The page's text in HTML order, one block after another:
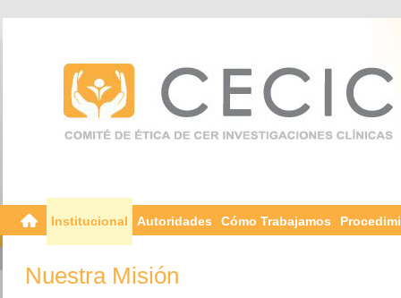
Institucional Autoridades Cómo Trabajamos
Nuestra Misión